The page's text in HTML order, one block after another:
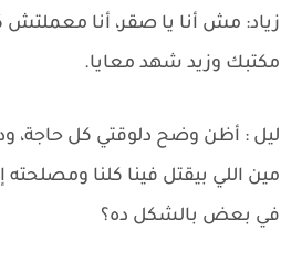
زياد: مش أنا يا صقر، أنا معملتش
مكتبك وزيد شهد معايا.
ليل : أظن وضح دلوقتي كل حاجة،
مين اللي بيقتل فينا كلنا ومصلحته
في بعض بالشكل ده؟